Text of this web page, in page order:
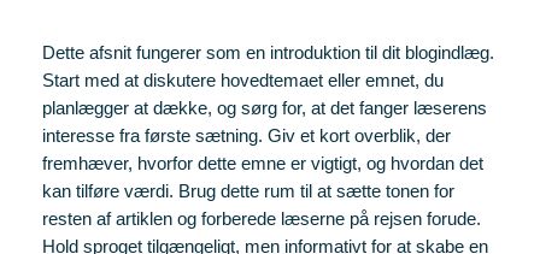
Dette afsnit fungerer som en introduktion til dit blogindlæg.
Start med at diskutere hovedtemaet eller emnet, du
planlægger at dække, og sørg for, at det fanger læserens
interesse fra første sætning. Giv et kort overblik, der
fremhæver, hvorfor dette emne er vigtigt, og hvordan det
kan tilføre værdi. Brug dette rum til at sætte tonen for
resten af artiklen og forberede læserne på rejsen forude.
Hold sproget tilgængeligt, men informativt for at skabe en